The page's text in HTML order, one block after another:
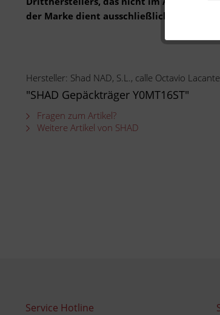
der Marke dient ausschließlich der
Hersteller: Shad NAD, S.L., calle Octavio
"SHAD Gepäckträger Y0MT16ST"
Fragen zum Artikel?
Weitere Artikel von SHAD
Service Hotline